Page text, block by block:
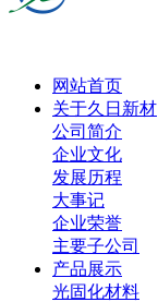
网站首页
关于久日新材
公司简介
企业文化
发展历程
大事记
企业荣誉
主要子公司
产品展示
光固化材料